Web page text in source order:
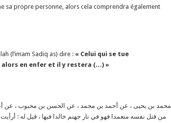
sa propre personne, alors cela comprendra également
(l’imam Sadiq as) dire : « Celui qui se tue
en enfer et il y restera (…) »
محمد بن يحيى ، عن أحمد بن محمد ، عن الحسن بن محبوب ، عن أبي
من قتل نفسه متعمدا فهو في نار جهنم خالدا فيها ، قيل له :